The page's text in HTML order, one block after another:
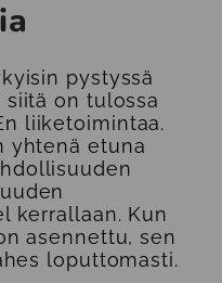
pystyssä
on tulossa
liiketoimintaa.
yhtenä etuna
kerrallaan. Kun
asennettu, sen
loputtomasti.